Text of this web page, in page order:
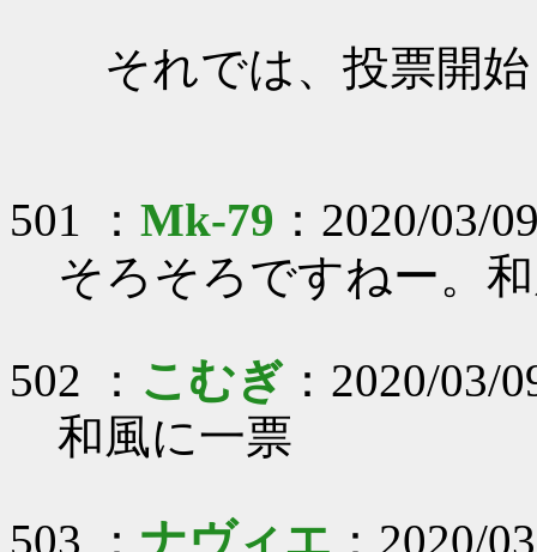
それでは、投票開
501 ： Mk-79 ：2020/03/
そろそろですねー。
502 ： こむぎ ：2020/03/
和風に一票
503 ： ナヴィエ ：2020/